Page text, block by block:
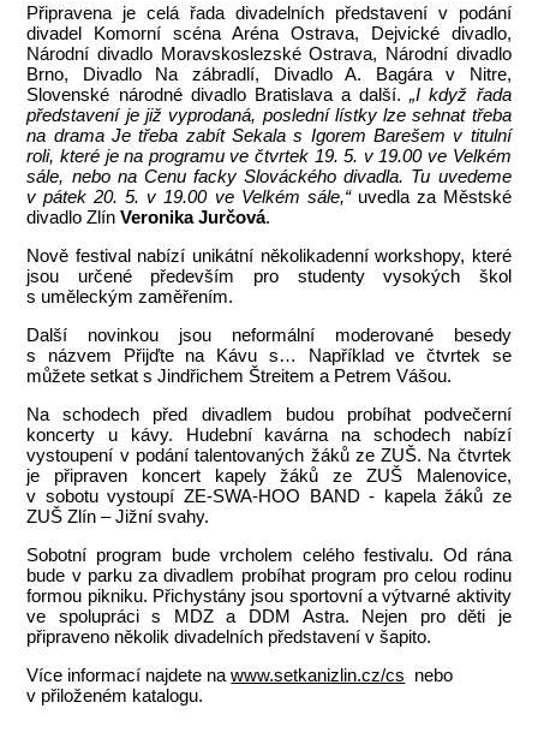
Připravena je celá řada divadelních představení v podání
divadel Komorní scéna Aréna Ostrava, Dejvické divadlo,
Národní divadlo Moravskoslezské Ostrava, Národní divadlo
Brno, Divadlo Na zábradlí, Divadlo A. Bagára v Nitre,
Slovenské národné divadlo Bratislava a další.„I když řada
představení je již vyprodaná, poslední lístky lze sehnat třeba
na drama Je třeba zabít Sekala s Igorem Barešem v titulní
roli, které je na programu ve čtvrtek 19. 5. v 19.00 ve Velkém
sále, nebo na Cenu facky Slováckého divadla. Tu uvedeme
v pátek 20. 5. v 19.00 ve Velkém sále,“uvedla za Městské
divadlo ZlínVeronika Jurčová.
Nově festival nabízí unikátní několikadenní workshopy, které
jsou určené především pro studenty vysokých škol
s uměleckým zaměřením.
Další novinkou jsou neformální moderované besedy
s názvem Přijďte na Kávu s… Například ve čtvrtek se
můžete setkat s Jindřichem Štreitem a Petrem Vášou.
Na schodech před divadlem budou probíhat podvečerní
koncerty u kávy. Hudební kavárna na schodech nabízí
vystoupení v podání talentovaných žáků ze ZUŠ. Na čtvrtek
je připraven koncert kapely žáků ze ZUŠ Malenovice,
v sobotu vystoupí ZE-SWA-HOO BAND - kapela žáků ze
ZUŠ Zlín – Jižní svahy.
Sobotní program bude vrcholem celého festivalu. Od rána
bude v parku za divadlem probíhat program pro celou rodinu
formou pikniku. Přichystány jsou sportovní a výtvarné aktivity
ve spolupráci s MDZ a DDM Astra. Nejen pro děti je
připraveno několik divadelních představení v šapito.
Více informací najdete nawww.setkanizlin.cz/cs nebo
v přiloženém katalogu.